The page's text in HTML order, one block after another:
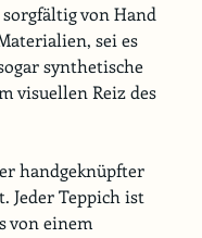
von Hand
sei es
synthetische
visuellen Reiz des
handgeknüpfter
Jeder Teppich ist
von einem